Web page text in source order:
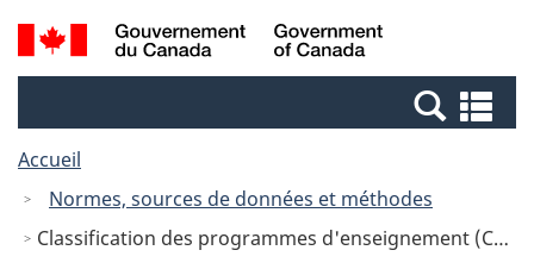
Passer
au
Passer
à
Canada
Recherche
et
et
Accueil
Normes, sources de données et méthodes
Classification des programmes d'enseignement (CPE) Canada 2021 version 1.0